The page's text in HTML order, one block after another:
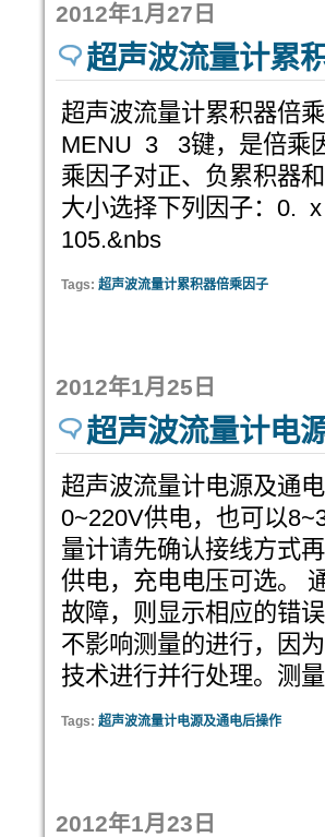
2012年1月27日
超声波流量计累
超声波流量计累积器倍
MENU 3 3键，是倍乘
乘因子对正、负累积器
大小选择下列因子：0.
105.&nbs
Tags: 超声波流量计累积器倍乘因子
2012年1月25日
超声波流量计电
超声波流量计电源及通
0~220V供电，也可以
量计请先确认接线方式
供电，充电电压可选。
故障，则显示相应的错
不影响测量的进行，因
技术进行并行处理。测
Tags: 超声波流量计电源及通电后操作
2012年1月23日